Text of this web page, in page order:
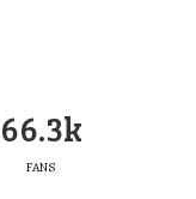
66.3k
FANS